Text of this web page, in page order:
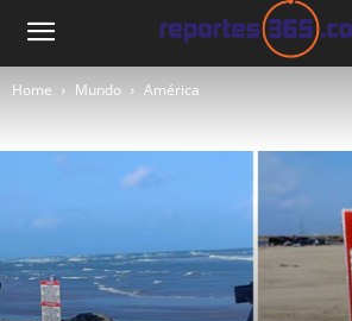
Home Mundo América